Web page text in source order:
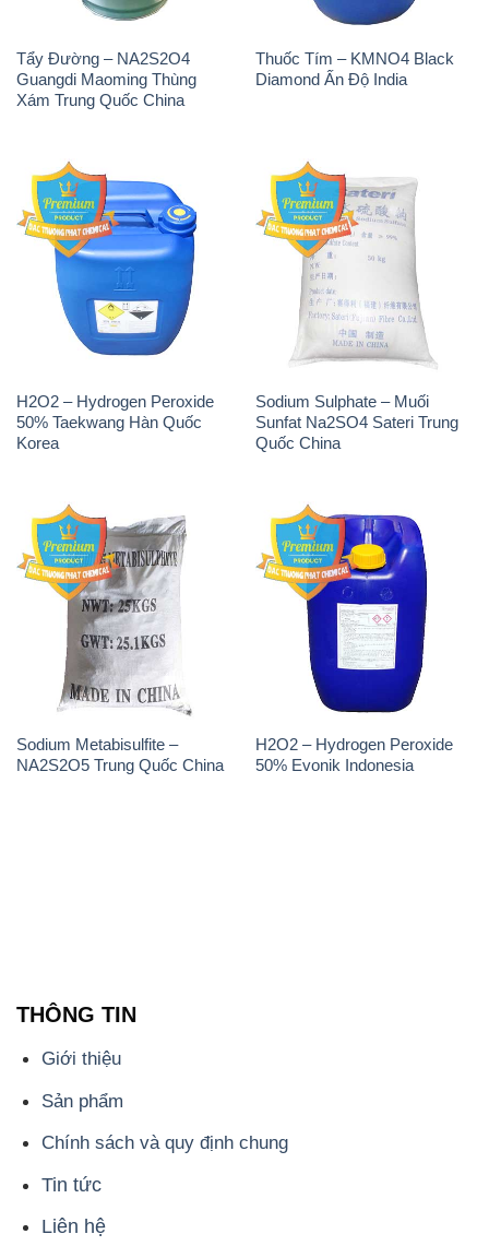
Tẩy Đường – NA2S2O4
Guangdi Maoming Thùng
Xám Trung Quốc China
Thuốc Tím – KMNO4 Black
Diamond Ấn Độ India
H2O2 – Hydrogen Peroxide
50% Taekwang Hàn Quốc
Korea
Sodium Sulphate – Muối
Sunfat Na2SO4 Sateri Trung
Quốc China
Sodium Metabisulfite –
NA2S2O5 Trung Quốc China
H2O2 – Hydrogen Peroxide
50% Evonik Indonesia
THÔNG TIN
Giới thiệu
Sản phẩm
Chính sách và quy định chung
Tin tức
Liên hệ